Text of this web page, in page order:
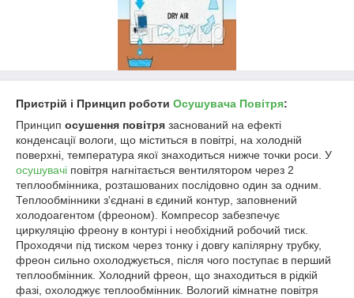
Пристрій і Принцип роботи Осушувача Повітря:
Принцип осушення повітря заснований на ефекті
конденсації вологи, що міститься в повітрі, на холодній
поверхні, температура якої знаходиться нижче точки роси. У
осушувачі повітря нагнітається вентилятором через 2
теплообмінника, розташованих послідовно один за одним.
Теплообмінники з'єднані в єдиний контур, заповнений
холодоагентом (фреоном). Компресор забезпечує
циркуляцію фреону в контурі і необхідний робочий тиск.
Проходячи під тиском через тонку і довгу капілярну трубку,
фреон сильно охолоджується, після чого поступає в перший
теплообмінник. Холодний фреон, що знаходиться в рідкій
фазі, охолоджує теплообмінник. Вологий кімнатне повітря